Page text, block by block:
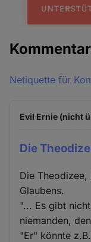
Netiquette für
Evil Ernie (nicht
Die
Die
Glaubens.
"... Es gibt
niemanden,
"Er" könnte